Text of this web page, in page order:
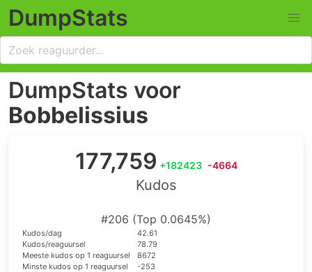
DumpStats
DumpStats voor
Bobbelissius
177,759 +182423 -4664
Kudos
#206 (Top 0.0645%)
Kudos/dag
42.61
Kudos/reaguursel
78.79
Meeste kudos op 1 reaguursel
8672
Minste kudos op 1 reaguursel
-253